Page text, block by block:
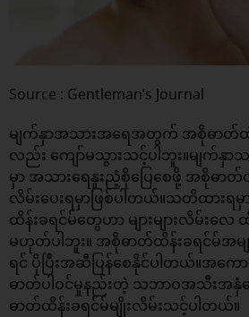
Source : Gentleman’s Journal
မျက်နှာအသားအရေအတွက် အစိုဓာတ်ထိ
လည်း ကျော်မသွားသင့်ပါဘူး။မျက်နှာသ
မှာ အသားရေနူးညံ့စိုပြေစေဖို့ အစိုဓာတ်
လိမ်းပေးရမှာဖြစ်ပါတယ်။သတိထား
ထိန်းခရင်မ်တွေဟာ များများလိမ်း
မဟုတ်ပါဘူး။ အစိုဓာတ်ထိန်းခရင်မ်အမ
ရင် ပိုပြီးအဆီပြန်စေနိုင်ပါတယ်။အက
ဓာတ်ပါဝင်မှုနည်းတဲ့ သဘာဝအသီးအ
ဓာတ်ထိန်းခရင်မ်မျိုးလိမ်းသင့်ပါတယ်။